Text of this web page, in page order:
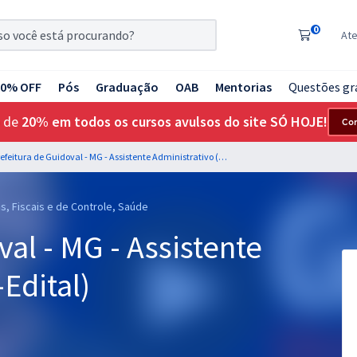
0
OFF Pós Graduação OAB Mentorias Questões
de 20% em todos os cursos avulsos do site SÓ HOJE!
Prefeitura de Guidoval - MG - Assistente Administrativo (Pós-Edital)
Fiscais e de Controle, Saúde
- MG - Assistente